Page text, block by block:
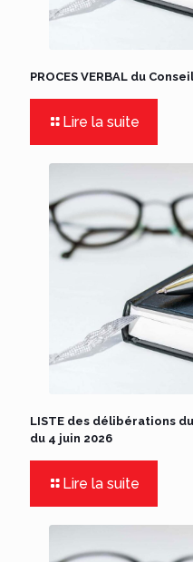
PROCES VERBAL du
Lire la suite
LISTE des délibérations
du 4 juin 2026
Lire la suite